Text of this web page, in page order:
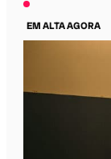
EM ALTA AGORA